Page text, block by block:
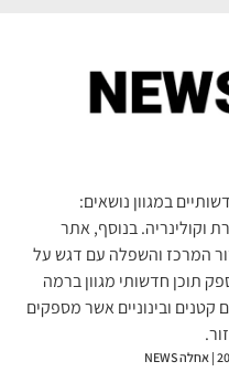
במגוון נושאים:
בנוסף, אתר
והשפלה עם דגש על
חדשותי מגוון ברמה
ובינוניים אשר מספקים